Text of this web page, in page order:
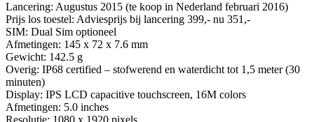
Lancering: Augustus 2015 (te koop in Nederland februari 2016)
Prijs los toestel: Adviesprijs bij lancering 399,- nu 351,-
SIM: Dual Sim optioneel
Afmetingen: 145 x 72 x 7.6 mm
Gewicht: 142.5 g
Overig: IP68 certified – stofwerend en waterdicht tot 1,5 meter (30
minuten)
Display: IPS LCD capacitive touchscreen, 16M colors
Afmetingen: 5.0 inches